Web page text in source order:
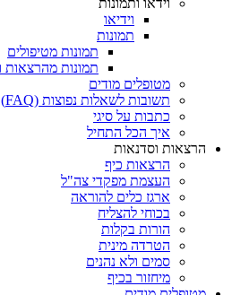
וידאו ותמונות
וידיאו
תמונות
תמונות מטיפולים
תמונות מהרצאות
מטופלים מודים
תשובות לשאלות נפוצות (FAQ)
כתבות על סיגי
איך הכל התחיל
הרצאות וסדנאות
הרצאות כיף
העצמת מפקדי צה"ל
ארגז כלים להוראה
בכוחי להצליח
הורות בקלות
הטרדה מינית
סמים ולא נהנים
מיחזור בכיף